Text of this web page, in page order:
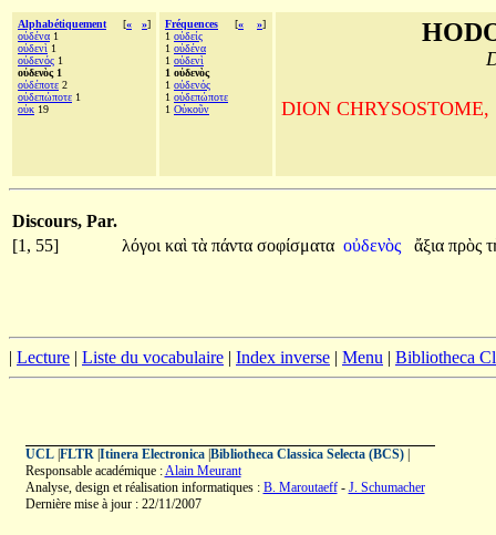
Alphabétiquement [« »]
οὐδένα 1
οὐδενὶ 1
οὐδενός 1
οὐδενὸς 1
οὐδέποτε 2
οὐδεπώποτε 1
οὐκ 19
Fréquences [« »]
1 οὐδείς
1 οὐδένα
1 οὐδενὶ
1 οὐδενὸς
1 οὐδενός
1 οὐδεπώποτε
1 Οὐκοῦν DION CHRYSOSTOME,
Discours, Par.
[1, 55]
λόγοι καὶ τὰ πάντα σοφίσματα οὐδενὸς ἄξια πρὸς
| Lecture | Liste du vocabulaire | Index inverse | Menu | Bibliotheca
UCL| FLTR| Itinera Electronica| Bibliotheca Classica Selecta (BCS)|
Responsable académique :Alain Meurant
Analyse, design et réalisation informatiques : B. Maroutaeff- J. Schumacher
Dernière mise à jour : 22/11/2007